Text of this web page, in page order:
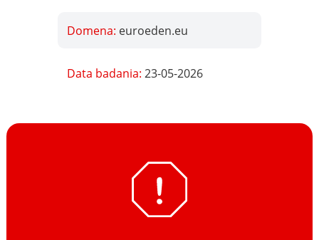
Domena: euroeden.eu
Data badania:23-05-2026